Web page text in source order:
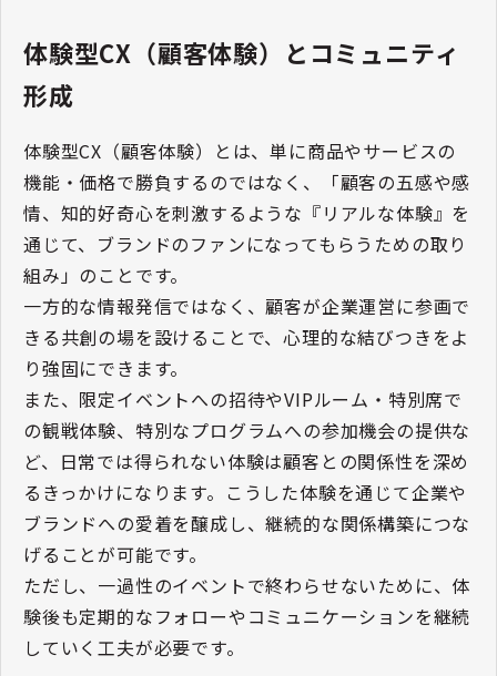
体験型CX（顧客体験）とコミュニティ
形成
体験型CX（顧客体験）とは、単に商品やサービスの
機能・価格で勝負するのではなく、「顧客の五感や感
情、知的好奇心を刺激するような『リアルな体験』を
通じて、ブランドのファンになってもらうための取り
組み」のことです。
一方的な情報発信ではなく、顧客が企業運営に参画で
きる共創の場を設けることで、心理的な結びつきをよ
り強固にできます。
また、限定イベントへの招待やVIPルーム・特別席で
の観戦体験、特別なプログラムへの参加機会の提供な
ど、日常では得られない体験は顧客との関係性を深め
るきっかけになります。こうした体験を通じて企業や
ブランドへの愛着を醸成し、継続的な関係構築につな
げることが可能です。
ただし、一過性のイベントで終わらせないために、体
験後も定期的なフォローやコミュニケーションを継続
していく工夫が必要です。